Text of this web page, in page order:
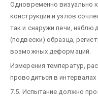
Одновременно визуально
конструкции и узлов
так и снаружи печи,
(подвески) образца,
возможных деформаций.
Измерения температур,
проводиться в интервалах
7.5. Испытание должно